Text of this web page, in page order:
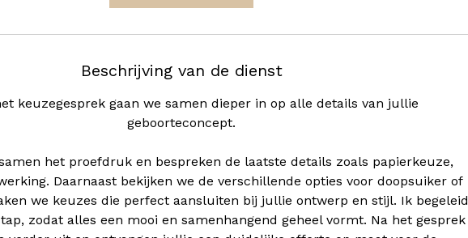
Beschrijving van de dienst
keuzegesprek gaan we samen dieper in op alle details van jullie
geboorteconcept.
het proefdruk en bespreken de laatste details zoals papierkeuze,
Daarnaast bekijken we de verschillende opties voor doopsuiker of
we keuzes die perfect aansluiten bij jullie ontwerp en stijl. Ik begeleid
zodat alles een mooi en samenhangend geheel vormt. Na het gesprek